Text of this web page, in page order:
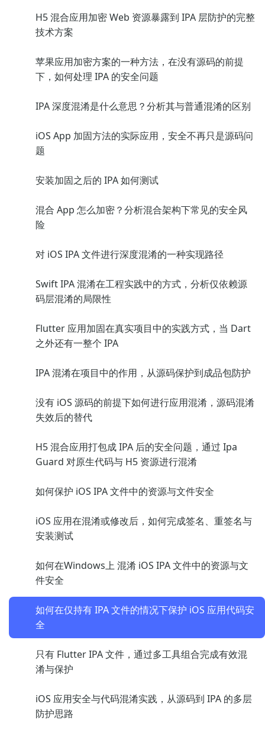
H5 混合应用加密 Web 资源暴露到 IPA 层防护的完整
技术方案
苹果应用加密方案的一种方法，在没有源码的前提
下，如何处理 IPA 的安全问题
IPA 深度混淆是什么意思？分析其与普通混淆的区别
iOS App 加固方法的实际应用，安全不再只是源码问
题
安装加固之后的 IPA 如何测试
混合 App 怎么加密？分析混合架构下常见的安全风
险
对 iOS IPA 文件进行深度混淆的一种实现路径
Swift IPA 混淆在工程实践中的方式，分析仅依赖源
码层混淆的局限性
Flutter 应用加固在真实项目中的实践方式，当 Dart
之外还有一整个 IPA
IPA 混淆在项目中的作用，从源码保护到成品包防护
没有 iOS 源码的前提下如何进行应用混淆，源码混淆
失效后的替代
H5 混合应用打包成 IPA 后的安全问题，通过 Ipa
Guard 对原生代码与 H5 资源进行混淆
如何保护 iOS IPA 文件中的资源与文件安全
iOS 应用在混淆或修改后，如何完成签名、重签名与
安装测试
如何在Windows上 混淆 iOS IPA 文件中的资源与文
件安全
如何在仅持有 IPA 文件的情况下保护 iOS 应用代码安
全
只有 Flutter IPA 文件，通过多工具组合完成有效混
淆与保护
iOS 应用安全与代码混淆实践，从源码到 IPA 的多层
防护思路